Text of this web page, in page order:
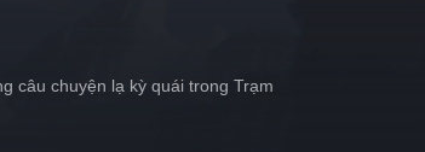
câu chuyện lạ kỳ quái trong Trạm